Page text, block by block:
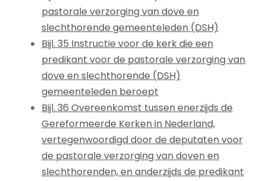
pastorale verzorging van dove en
slechthorende gemeenteleden (DSH)
Bijl. 35 Instructie voor de kerk die een
predikant voor de pastorale verzorging van
dove en slechthorende (DSH)
gemeenteleden beroept
Bijl. 36 Overeenkomst tussen enerzijds de
Gereformeerde Kerken in Nederland,
vertegenwoordigd door de deputaten voor
de pastorale verzorging van doven en
slechthorenden, en anderzijds de predikant